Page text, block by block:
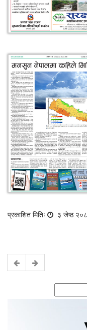
प्रकाशित मितिः ३ जेष्ठ
for: